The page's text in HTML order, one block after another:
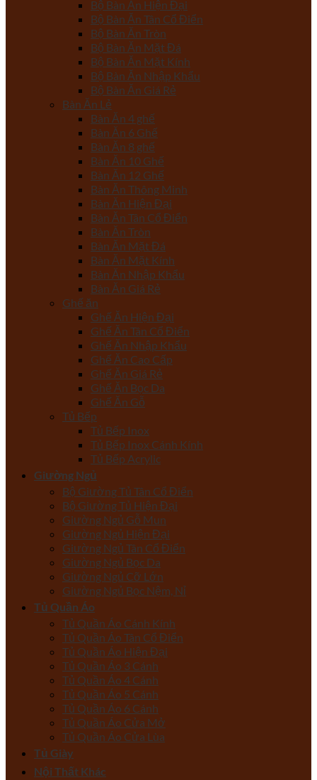
Bộ Bàn Ăn Hiện Đại
Bộ Bàn Ăn Tân Cổ Điển
Bộ Bàn Ăn Tròn
Bộ Bàn Ăn Mặt Đá
Bộ Bàn Ăn Mặt Kính
Bộ Bàn Ăn Nhập Khẩu
Bộ Bàn Ăn Giá Rẻ
Bàn Ăn Lẻ
Bàn Ăn 4 ghế
Bàn Ăn 6 Ghế
Bàn Ăn 8 ghế
Bàn Ăn 10 Ghế
Bàn Ăn 12 Ghế
Bàn Ăn Thông Minh
Bàn Ăn Hiện Đại
Bàn Ăn Tân Cổ Điển
Bàn Ăn Tròn
Bàn Ăn Mặt Đá
Bàn Ăn Mặt Kính
Bàn Ăn Nhập Khẩu
Bàn Ăn Giá Rẻ
Ghế ăn
Ghế Ăn Hiện Đại
Ghế Ăn Tân Cổ Điển
Ghế Ăn Nhập Khẩu
Ghế Ăn Cao Cấp
Ghế Ăn Giá Rẻ
Ghế Ăn Bọc Da
Ghế Ăn Gỗ
Tủ Bếp
Tủ Bếp Inox
Tủ Bếp Inox Cánh Kính
Tủ Bếp Acrylic
Giường Ngủ
Bộ Giường Tủ Tân Cổ Điển
Bộ Giường Tủ Hiện Đại
Giường Ngủ Gỗ Mun
Giường Ngủ Hiện Đại
Giường Ngủ Tân Cổ Điển
Giường Ngủ Bọc Da
Giường Ngủ Cỡ Lớn
Giường Ngủ Bọc Nệm, Nỉ
Tủ Quần Áo
Tủ Quần Áo Cánh Kính
Tủ Quần Áo Tân Cổ Điển
Tủ Quần Áo Hiện Đại
Tủ Quần Áo 3 Cánh
Tủ Quần Áo 4 Cánh
Tủ Quần Áo 5 Cánh
Tủ Quần Áo 6 Cánh
Tủ Quần Áo Cửa Mở
Tủ Quần Áo Cửa Lùa
Tủ Giày
Nội Thất Khác